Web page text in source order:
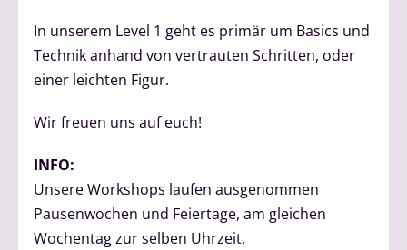
In unserem Level 1 geht es primär um Basics und
Technik anhand von vertrauten Schritten, oder
einer leichten Figur.
Wir freuen uns auf euch!
INFO:
Unsere Workshops laufen ausgenommen
Pausenwochen und Feiertage, am gleichen
Wochentag zur selben Uhrzeit,